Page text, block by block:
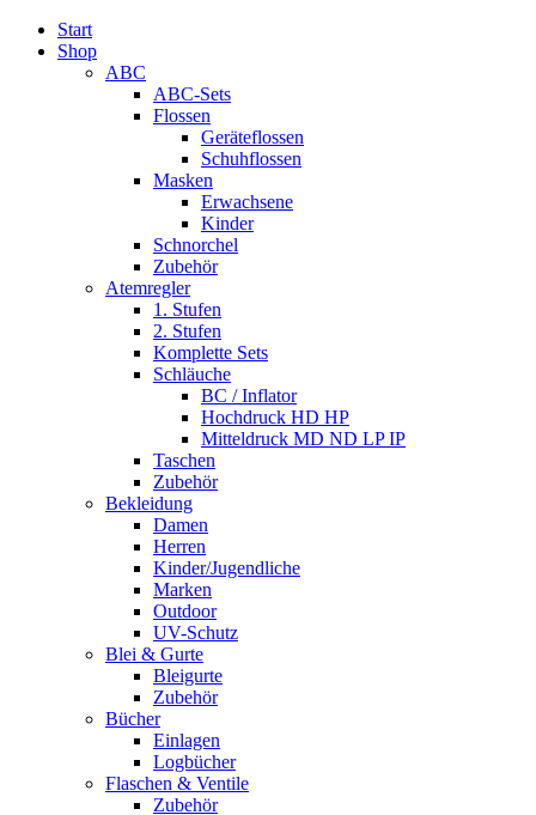
Start
Shop
ABC
ABC-Sets
Flossen
Geräteflossen
Schuhflossen
Masken
Erwachsene
Kinder
Schnorchel
Zubehör
Atemregler
1. Stufen
2. Stufen
Komplette Sets
Schläuche
BC / Inflator
Hochdruck HD HP
Mitteldruck MD ND LP IP
Taschen
Zubehör
Bekleidung
Damen
Herren
Kinder/Jugendliche
Marken
Outdoor
UV-Schutz
Blei & Gurte
Bleigurte
Zubehör
Bücher
Einlagen
Logbücher
Flaschen & Ventile
Zubehör